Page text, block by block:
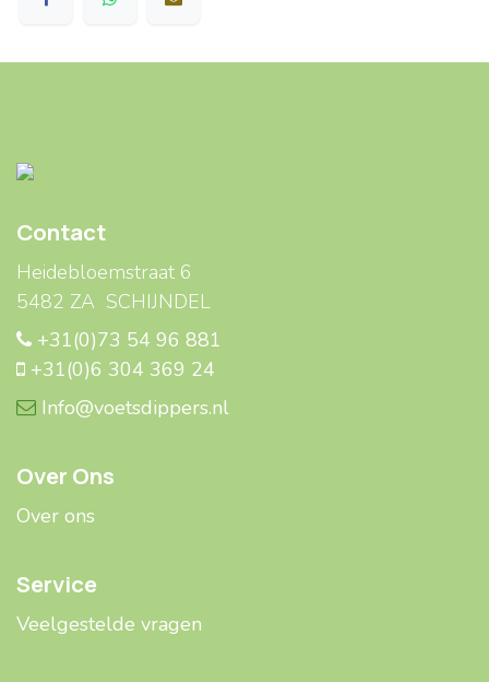
Contact
Heidebloemstraat 6
5482 ZA SCHIJNDEL
+31(0)73 54 96 881
+31(0)6 304 369 24
Info@voetsdippers.nl
Over Ons
Over ons
Service
Veelgestelde ​​vragen